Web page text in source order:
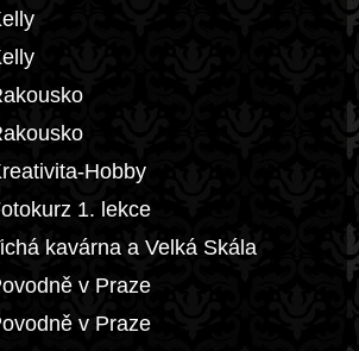
Hobby
1. lekce
kavárna a Velká Skála
v Praze
v Praze